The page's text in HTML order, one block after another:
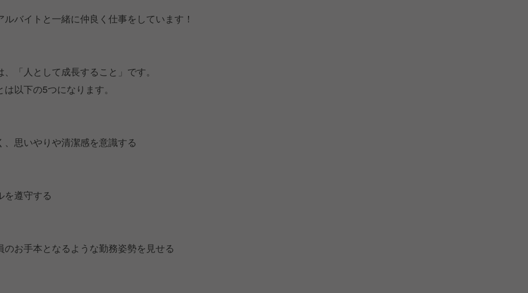
バイトと一緒に仲良く仕事をしています！
「人として成長すること」です。
以下の5つになります。
思いやりや清潔感を意識する
を遵守する
お手本となるような勤務姿勢を見せる